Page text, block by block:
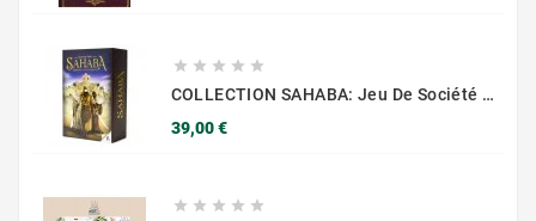
    
COLLECTION SAHABA: Jeu De Société - Learning Roots
39,00 €Prix
    